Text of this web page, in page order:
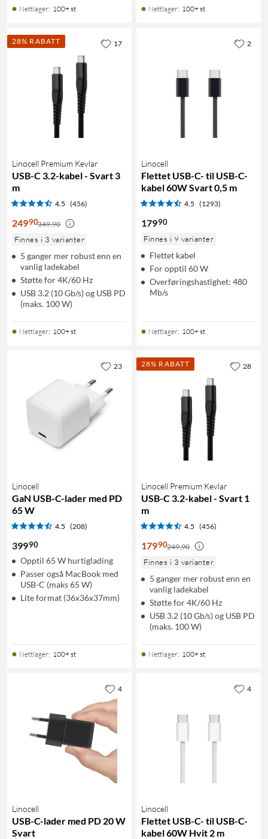
Nettlager: 100+ st Nettlager: 100+ st
28% RABATT
Linocell Premium Kevlar
USB-C 3.2-kabel - Svart 3
m
4.5 (456)
24990349,90
Finnes i 3 varianter
5 ganger mer robust enn en
vanlig ladekabel
Støtte for 4K/60 Hz
USB 3.2 (10 Gb/s) og USB PD
(maks. 100 W)
Nettlager: 100+ st
17
Linocell
Flettet USB-C- til USB-C-
kabel 60W Svart 0,5 m
4.5 (1293)
17990
Finnes i 9 varianter
Flettet kabel
For opptil 60 W
Overføringshastighet: 480
Mb/s
Nettlager: 100+ st
2
Linocell
GaN USB-C-lader med PD
65 W
4.5 (208)
39990
Opptil 65 W hurtiglading
Passer også MacBook med
USB-C (maks 65 W)
Lite format (36x36x37mm)
Nettlager: 100+ st
23 28% RABATT
Linocell Premium Kevlar
USB-C 3.2-kabel - Svart 1
m
4.5 (456)
17990249,90
Finnes i 3 varianter
5 ganger mer robust enn en
vanlig ladekabel
Støtte for 4K/60 Hz
USB 3.2 (10 Gb/s) og USB PD
(maks. 100 W)
Nettlager: 100+ st
28
Linocell
USB-C-lader med PD 20 W
Svart
4
Linocell
Flettet USB-C- til USB-C-
kabel 60W Hvit 2 m
4